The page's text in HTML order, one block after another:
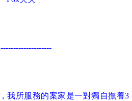
--------------------
我所服務的案家是一對獨自撫養3